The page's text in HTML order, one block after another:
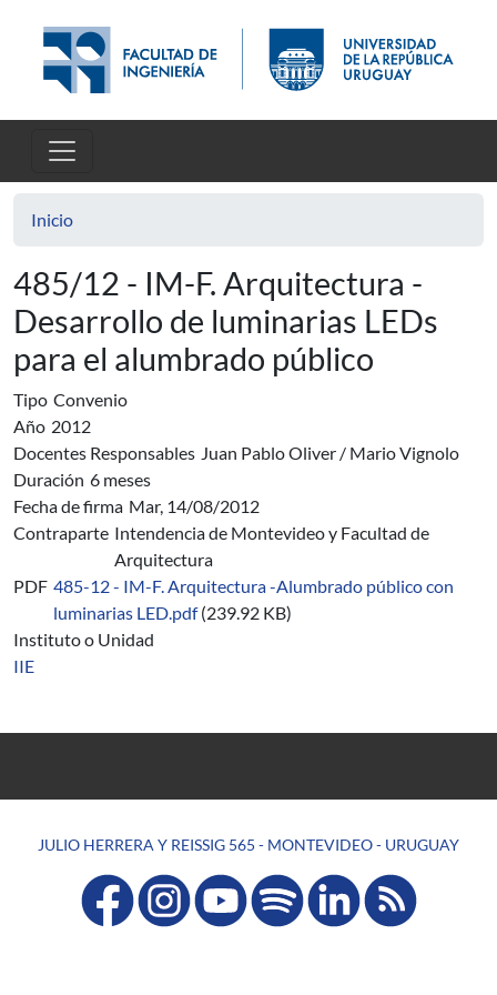
Inicio
485/12 - IM-F. Arquitectura -
Desarrollo de luminarias LEDs
para el alumbrado público
Tipo Convenio
Año 2012
Docentes Responsables Juan Pablo Oliver / Mario Vignolo
Duración 6 meses
Fecha de firma Mar, 14/08/2012
Contraparte Intendencia de Montevideo y Facultad de
Arquitectura
PDF 485-12 - IM-F. Arquitectura -Alumbrado público con
luminarias LED.pdf (239.92 KB)
Instituto o Unidad
IIE
JULIO HERRERA Y REISSIG 565 - MONTEVIDEO - URUGUAY